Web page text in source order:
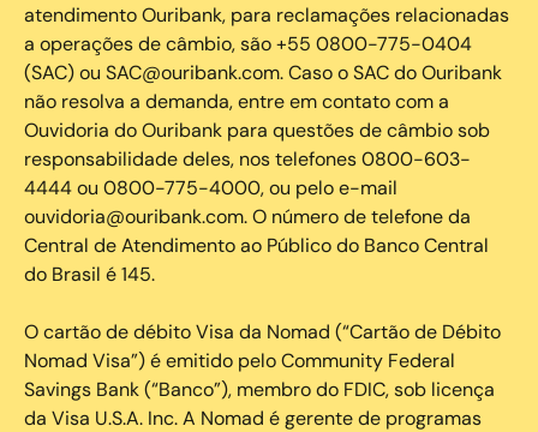
atendimento Ouribank, para reclamações relacionadas
a operações de câmbio, são +55 0800-775-0404
(SAC) ou SAC@ouribank.com. Caso o SAC do Ouribank
não resolva a demanda, entre em contato com a
Ouvidoria do Ouribank para questões de câmbio sob
responsabilidade deles, nos telefones 0800-603-
4444 ou 0800-775-4000, ou pelo e-mail
ouvidoria@ouribank.com. O número de telefone da
Central de Atendimento ao Público do Banco Central
do Brasil é 145.
O cartão de débito Visa da Nomad (“Cartão de Débito
Nomad Visa”) é emitido pelo Community Federal
Savings Bank (“Banco”), membro do FDIC, sob licença
da Visa U.S.A. Inc. A Nomad é gerente de programas